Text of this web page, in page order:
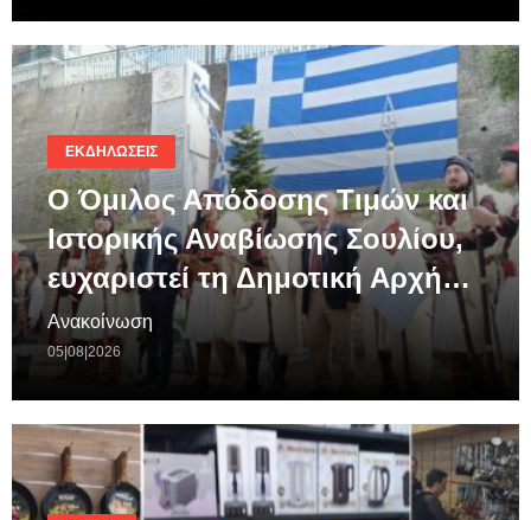
ΕΚΔΗΛΏΣΕΙΣ
Ο Όμιλος Απόδοσης Τιμών και
Ιστορικής Αναβίωσης Σουλίου,
ευχαριστεί τη Δημοτική Αρχή…
Ανακοίνωση
05|08|2026